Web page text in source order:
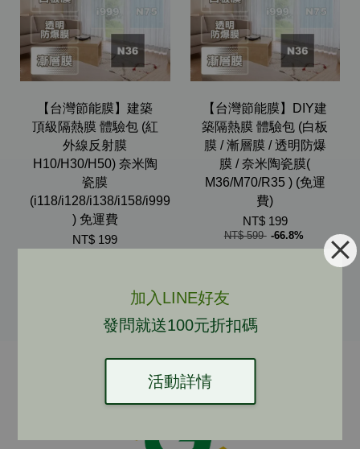
加入LINE好友
發問就送100元折扣碼
活動詳情
【台灣節能膜】建築
頂級隔熱膜 體驗包 (紅
外線反射膜
H10/H30/H50) 奈米陶
瓷膜
(i118/i128/i138/i158/i999
) 免運費
NT$ 199
【台灣節能膜】DIY建
築隔熱膜 體驗包 (白板
膜 / 漸層膜 / 透明防爆
膜 / 奈米陶瓷膜(
M36/M70/R35 ) (免運
費)
NT$ 199
NT$ 599 -66.8%